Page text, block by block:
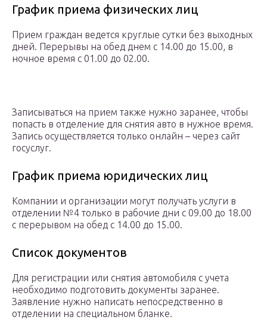
График приема физических лиц
Прием граждан ведется круглые сутки без выходных
дней. Перерывы на обед днем с 14.00 до 15.00, в
ночное время с 01.00 до 02.00.
Записываться на прием также нужно заранее, чтобы
попасть в отделение для снятия авто в нужное время.
Запись осуществляется только онлайн – через сайт
госуслуг.
График приема юридических лиц
Компании и организации могут получать услуги в
отделении №4 только в рабочие дни с 09.00 до 18.00
с перерывом на обед с 14.00 до 15.00.
Список документов
Для регистрации или снятия автомобиля с учета
необходимо подготовить документы заранее.
Заявление нужно написать непосредственно в
отделении на специальном бланке.